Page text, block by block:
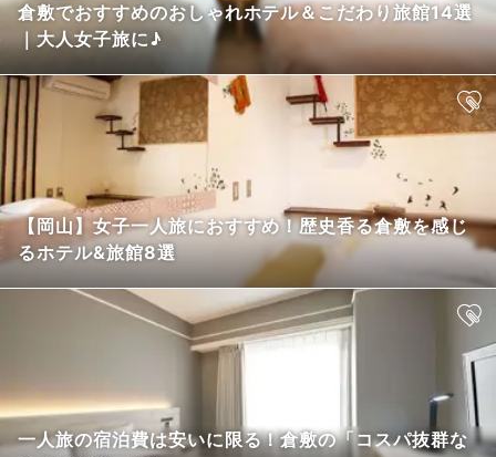
倉敷でおすすめのおしゃれホテル＆こだわり旅館14選
｜大人女子旅に♪
【岡山】女子一人旅におすすめ！歴史香る倉敷を感じ
るホテル&旅館8選
一人旅の宿泊費は安いに限る！倉敷の「コスパ抜群な